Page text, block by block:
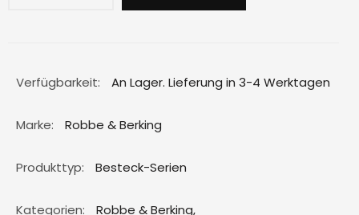
Verfügbarkeit: An Lager. Lieferung in 3-4 Werktagen
Marke: Robbe & Berking
Produkttyp: Besteck-Serien
Kategorien: Robbe & Berking,